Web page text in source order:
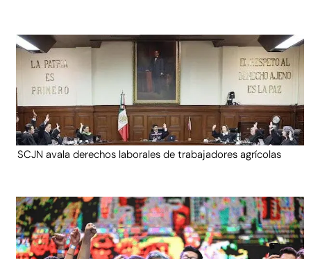
SCJN avala derechos laborales de trabajadores agrícolas